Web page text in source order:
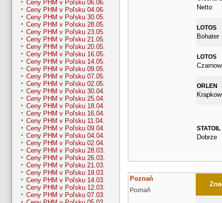
Ceny PHM v Poľsku 06.06.
Ceny PHM v Poľsku 04.06.
Ceny PHM v Poľsku 30.05.
Ceny PHM v Poľsku 28.05.
Ceny PHM v Poľsku 23.05.
Ceny PHM v Poľsku 21.05.
Ceny PHM v Poľsku 20.05.
Ceny PHM v Poľsku 16.05.
Ceny PHM v Poľsku 14.05.
Ceny PHM v Poľsku 09.05.
Ceny PHM v Poľsku 07.05.
Ceny PHM v Poľsku 02.05.
Ceny PHM v Poľsku 30.04.
Ceny PHM v Poľsku 25.04.
Ceny PHM v Poľsku 18.04.
Ceny PHM v Poľsku 16.04.
Ceny PHM v Poľsku 11.04.
Ceny PHM v Poľsku 09.04.
Ceny PHM v Poľsku 04.04.
Ceny PHM v Poľsku 02.04.
Ceny PHM v Poľsku 28.03.
Ceny PHM v Poľsku 26.03.
Ceny PHM v Poľsku 21.03.
Ceny PHM v Poľsku 19.03.
Ceny PHM v Poľsku 14.03.
Ceny PHM v Poľsku 12.03.
Ceny PHM v Poľsku 07.03.
Netto
LOTOS
Bohater
LOTOS
ORLEN
STATOIL
Dobrze
Poznań
Poznaň